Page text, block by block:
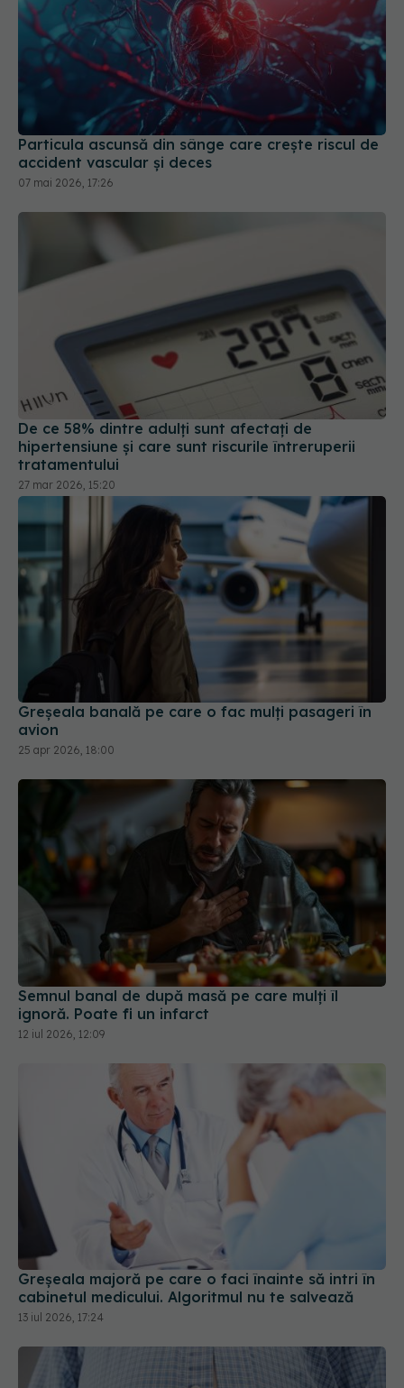
Particula ascunsă din sânge care crește riscul de
accident vascular și deces
07 mai 2026, 17:26
De ce 58% dintre adulți sunt afectați de
hipertensiune și care sunt riscurile întreruperii
tratamentului
27 mar 2026, 15:20
Greșeala banală pe care o fac mulți pasageri în
avion
25 apr 2026, 18:00
Semnul banal de după masă pe care mulți îl
ignoră. Poate fi un infarct
12 iul 2026, 12:09
Greșeala majoră pe care o faci înainte să intri în
cabinetul medicului. Algoritmul nu te salvează
13 iul 2026, 17:24